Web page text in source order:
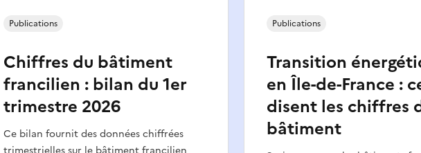
Chiffres du bâtiment
francilien : bilan du 1er
trimestre 2026
Ce bilan fournit des données chiffrées
Publications
Transition
en Île-de-France :
disent les chiffres
bâtiment
Publications